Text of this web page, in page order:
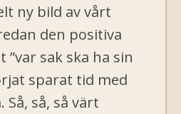
ny bild av vårt
den positiva
”var sak ska ha sin
sparat tid med
så, så värt